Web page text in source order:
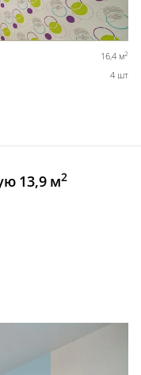
16,4 м2
4 шт
13,9 м2